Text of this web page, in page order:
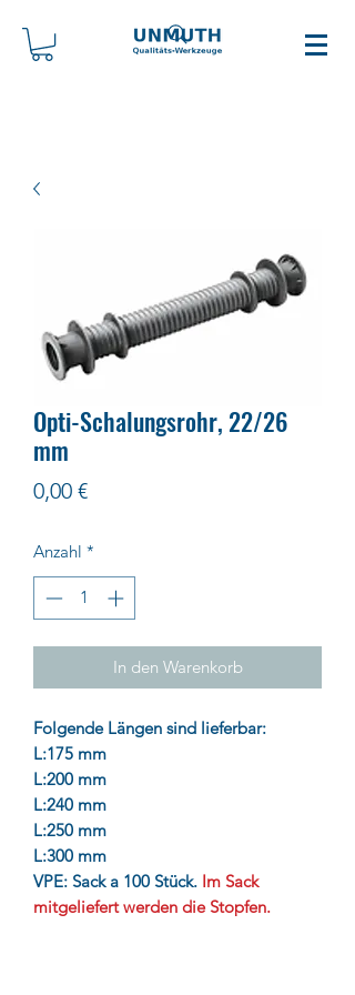
Opti-Schalungsrohr, 22/26
mm
0,00 €Preis
Anzahl *
In den Warenkorb
Folgende Längen sind lieferbar:
L:175 mm
L:200 mm
L:240 mm
L:250 mm
L:300 mm
VPE: Sack a 100 Stück. Im Sack
mitgeliefert werden die Stopfen.